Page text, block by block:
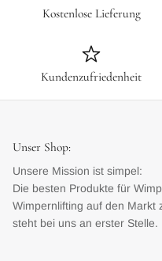
Kostenlose Lieferung
Kundenzufriedenheit
Unser Shop:
Unsere Mission ist simpel:
Die besten Produkte für
Wimpernlifting auf den Markt
steht bei uns an erster Stelle.